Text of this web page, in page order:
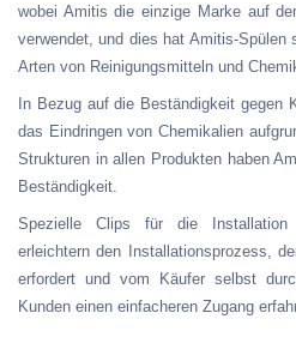
wobei Amitis die einzige Marke auf
verwendet, und dies hat Amitis-Spülen
Arten von Reinigungsmitteln und
In Bezug auf die Beständigkeit gegen
das Eindringen von Chemikalien
Strukturen in allen Produkten haben
Beständigkeit.
Spezielle Clips für die Installation
erleichtern den Installationsprozess,
erfordert und vom Käufer selbst
Kunden einen einfacheren Zugang